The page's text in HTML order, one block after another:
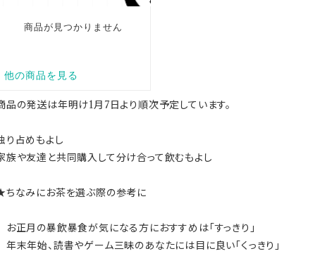
品の発送は年明け1月7日より順次予定しています。
り占めもよし
族や友達と共同購入して分け合って飲むもよし
ちなみにお茶を選ぶ際の参考に
お正月の暴飲暴食が気になる方におすすめは「すっきり」
年末年始、読書やゲーム三昧のあなたには目に良い「くっきり」